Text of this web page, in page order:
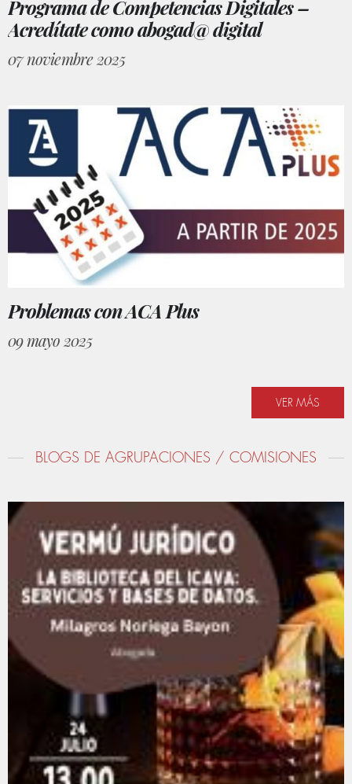
Programa de Competencias Digitales –
Acredítate como abogad@ digital
07 noviembre 2025
Problemas con ACA Plus
09 mayo 2025
VER MÁS
BLOGS DE AGRUPACIONES / COMISIONES